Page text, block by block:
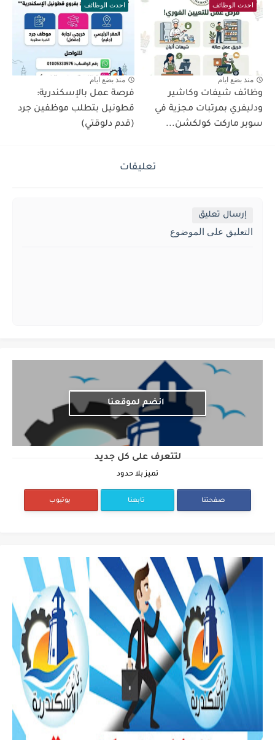
احدث الوظائف
منذ بضع ايام
وظائف شيفات وكاشير
ودليفري بمرتبات مجزية في
سوبر ماركت كولكشن...
احدث الوظائف
منذ بضع ايام
فرصة عمل بالإسكندرية:
قطونيل بتطلب موظفين جرد
(قدم دلوقتي)
تعليقات
إرسال تعليق
التعليق على الموضوع
انضم لموقعنا
لتتعرف على كل جديد
تميز بلا حدود
صفحتنا تابعنا يوتيوب